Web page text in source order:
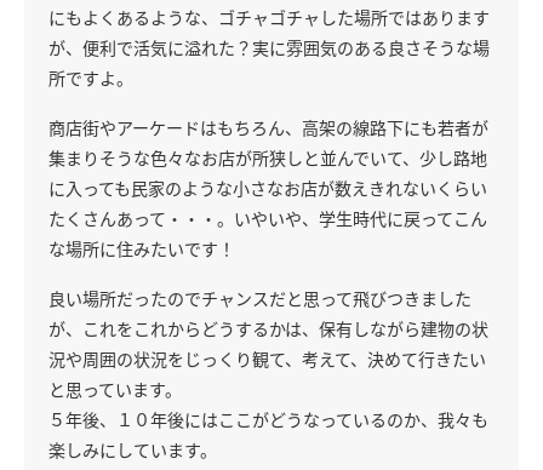
にもよくあるような、ゴチャゴチャした場所ではあります
が、便利で活気に溢れた？実に雰囲気のある良さそうな場
所ですよ。
商店街やアーケードはもちろん、高架の線路下にも若者が
集まりそうな色々なお店が所狭しと並んでいて、少し路地
に入っても民家のような小さなお店が数えきれないくらい
たくさんあって・・・。いやいや、学生時代に戻ってこん
な場所に住みたいです！
良い場所だったのでチャンスだと思って飛びつきました
が、これをこれからどうするかは、保有しながら建物の状
況や周囲の状況をじっくり観て、考えて、決めて行きたい
と思っています。
５年後、１０年後にはここがどうなっているのか、我々も
楽しみにしています。